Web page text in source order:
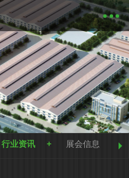
行业资讯 展会信息